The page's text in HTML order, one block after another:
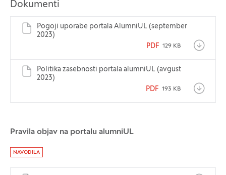
Dokumenti
Pogoji uporabe portala AlumniUL (september
2023)
PDF 129 KB
Politika zasebnosti portala alumniUL (avgust
2023)
PDF 193 KB
Pravila objav na portalu alumniUL
NAVODILA